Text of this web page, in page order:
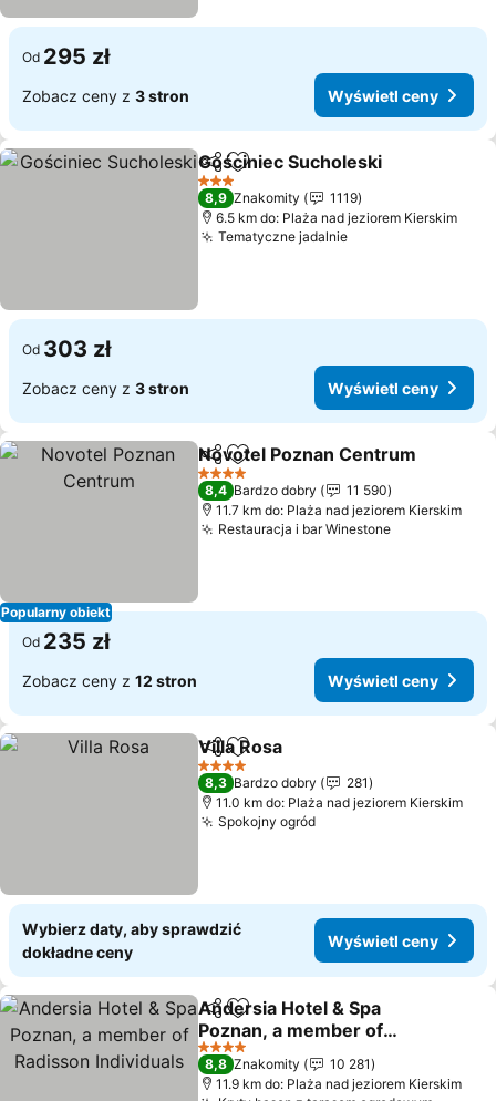
Od 295 zł
Zobacz ceny z 3 stron Wyświetl ceny
Udostępnij
Dodaj do ulubionych
Gościniec Sucholeski
3 Kategoria
8,9 Znakomity
1119
6.5 km do: Plaża nad jeziorem Kierskim
Tematyczne jadalnie
Od 303 zł
Zobacz ceny z 3 stron Wyświetl ceny
Popularny obiekt
UdostępnijDodaj do ulubionych
Novotel Poznan Centrum
4 Kategoria
8,4 Bardzo dobry
11 590
11.7 km do: Plaża nad jeziorem Kierskim
Restauracja i bar Winestone
Od 235 zł
Zobacz ceny z 12 stron Wyświetl ceny
Udostępnij
Dodaj do ulubionych
Villa Rosa
4 Kategoria
8,3 Bardzo dobry
281
11.0 km do: Plaża nad jeziorem Kierskim
Spokojny ogród
Wybierz daty, aby sprawdzić
dokładne ceny
Wyświetl ceny
UdostępnijDodaj do ulubionych
Andersia Hotel & Spa
Poznan, a member of
Radisson Individuals
4 Kategoria
8,8 Znakomity
10 281
11.9 km do: Plaża nad jeziorem Kierskim